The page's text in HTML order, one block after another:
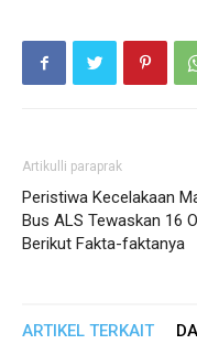
Artikulli paraprak
Peristiwa Kecelakaan
Bus ALS Tewaskan 16
Berikut Fakta-faktanya
ARTIKEL TERKAIT